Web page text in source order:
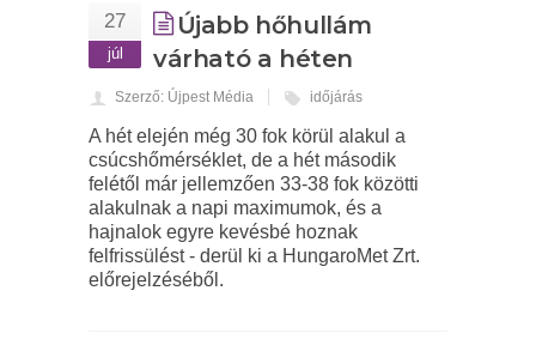
27
júl
Újabb hőhullám
várható a héten
Szerző: Újpest Média időjárás
A hét elején még 30 fok körül alakul a
csúcshőmérséklet, de a hét második
felétől már jellemzően 33-38 fok közötti
alakulnak a napi maximumok, és a
hajnalok egyre kevésbé hoznak
felfrissülést - derül ki a HungaroMet Zrt.
előrejelzéséből.